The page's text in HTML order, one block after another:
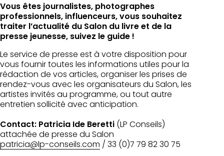
Vous êtes journalistes, photographes
professionnels, influenceurs, vous souhaitez
traiter l’actualité du Salon du livre et de la
presse jeunesse, suivez le guide !
Le service de presse est à votre disposition pour
vous fournir toutes les informations utiles pour la
rédaction de vos articles, organiser les prises de
rendez-vous avec les organisateurs du Salon, les
artistes invités au programme, ou tout autre
entretien sollicité avec anticipation.
Contact: Patricia Ide Beretti (LP Conseils)
attachée de presse du Salon
patricia@lp-conseils.com / 33 (0)7 79 82 30 75